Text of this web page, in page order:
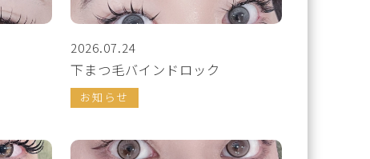
2026.07.24
下まつ毛バインドロック
お知らせ